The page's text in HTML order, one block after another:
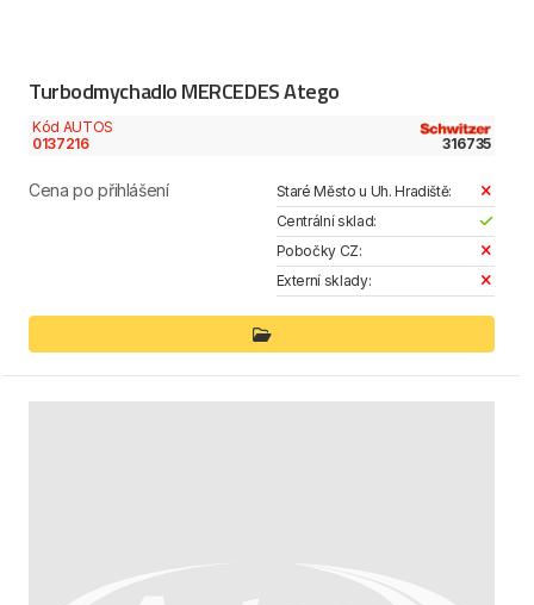
Turbodmychadlo MERCEDES Atego
Kód AUTOS
0137216
316735
Cena po přihlášení
Staré Město u Uh. Hradiště:
Centrální sklad:
Pobočky CZ:
Externí sklady: